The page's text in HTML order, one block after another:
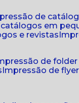
de
em
e revistas
de
impressão de flyer